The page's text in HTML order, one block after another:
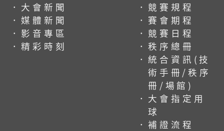
．大會新聞
．媒體新聞
．影音專區
．精彩時刻
．競賽規程
．賽會期程
．競賽日程
．秩序總冊
．統合資訊(技
術手冊/秩序
冊/場館)
．大會指定用
球
．補證流程